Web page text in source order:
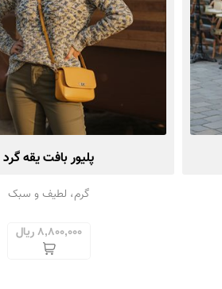
پلیور بافت یقه گرد
گرم، لطیف و سبک
8,800,000 ریال